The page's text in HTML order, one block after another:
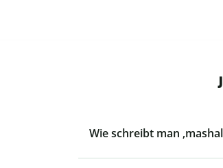
Wie schreibt man